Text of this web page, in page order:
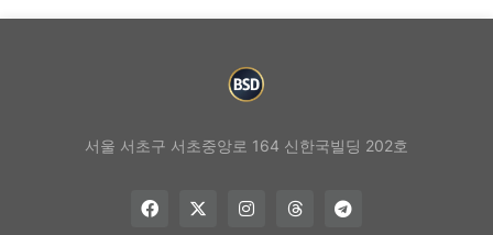
서울 서초구 서초중앙로 164 신한국빌딩 202호